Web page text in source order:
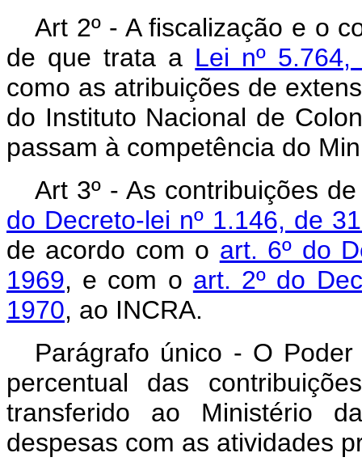
Art 2º - A fiscalização e o
de que trata a Lei nº
como as atribuições de
do Instituto Nacional de
passam à competência do
Art 3º - As contribuições
do Decreto-lei nº 1.146, de
de acordo com o art. 6º do
1969, e com o art. 2º do
1970, ao INCRA.
Parágrafo único - O
percentual das
transferido ao Ministério
despesas com as atividades